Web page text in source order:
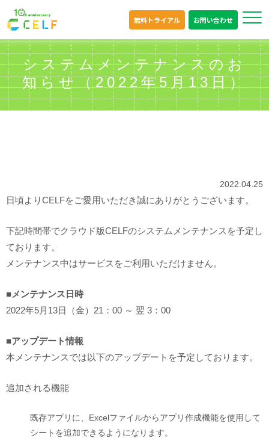
無料トライアル お問い合わせ
システムメンテナンスのお
知らせ（2022年5月13日）
2022.04.25
日頃よりCELFをご愛用いただき誠にありがとうございます。
下記時間帯でクラウド版CELFのシステムメンテナンスを予定し
ております。
メンテナンス中はサービスをご利用いただけません。
■メンテナンス日時
2022年5月13日（金）21：00 ～ 翌 3：00
■アップデート情報
本メンテナンスでは以下のアップデートを予定しております。
追加される機能
既存アプリに、Excelファイルからアプリ作成機能を使用して
シートを追加できるようになります。